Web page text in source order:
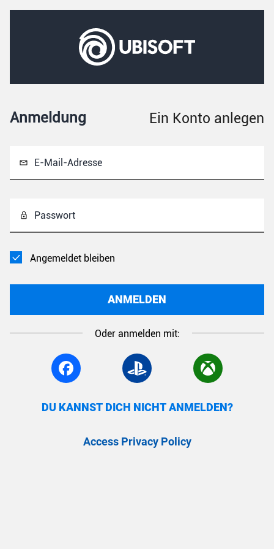
Anmeldung Ein Konto anlegen
E-Mail-Adresse
Passwort
Angemeldet bleiben
ANMELDEN
Oder anmelden mit:
DU KANNST DICH NICHT ANMELDEN?
Access Privacy Policy